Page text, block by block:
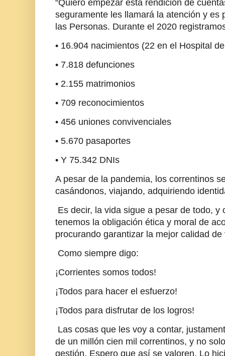
“Quiero empezar esta rendición de
seguramente les llamará la atención y es
las Personas. Durante el 2020
• 16.904 nacimientos (22 en el Hospital
• 7.818 defunciones
• 2.155 matrimonios
• 709 reconocimientos
• 456 uniones convivenciales
• 5.670 pasaportes
• Y 75.342 DNIs
A pesar de la pandemia, los correntinos
casándonos, viajando, adquiriendo
Es decir, la vida sigue a pesar de todo, y
tenemos la obligación ética y moral de
procurando garantizar la mejor calidad
Como siempre digo:
¡Corrientes somos todos!
¡Todos para hacer el esfuerzo!
¡Todos para disfrutar de los logros!
Las cosas que les voy a contar,
de un millón cien mil correntinos, y no
gestión. Espero que así se valoren. Lo